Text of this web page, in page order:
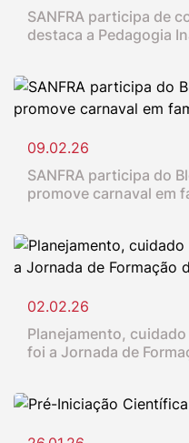
SANFRA participa de
destaca a Pedagogia
09.02.26
SANFRA participa do
promove carnaval em
02.02.26
Planejamento,
foi a Jornada de